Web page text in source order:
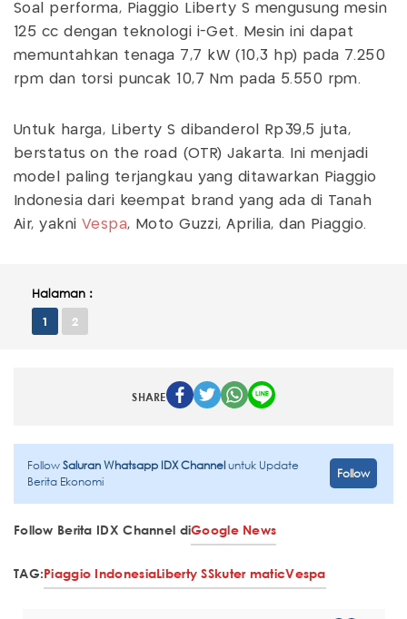
Soal performa, Piaggio Liberty S mengusung mesin
125 cc dengan teknologi i-Get. Mesin ini dapat
memuntahkan tenaga 7,7 kW (10,3 hp) pada 7.250
rpm dan torsi puncak 10,7 Nm pada 5.550 rpm.
Untuk harga, Liberty S dibanderol Rp39,5 juta,
berstatus on the road (OTR) Jakarta. Ini menjadi
model paling terjangkau yang ditawarkan Piaggio
Indonesia dari keempat brand yang ada di Tanah
Air, yakni Vespa, Moto Guzzi, Aprilia, dan Piaggio.
Halaman :
1 2
SHARE
FollowSaluran Whatsapp IDX Channeluntuk Update
Berita Ekonomi
Follow
Follow Berita IDX Channel diGoogle News
TAG:Piaggio IndonesiaLiberty SSkuter maticVespa